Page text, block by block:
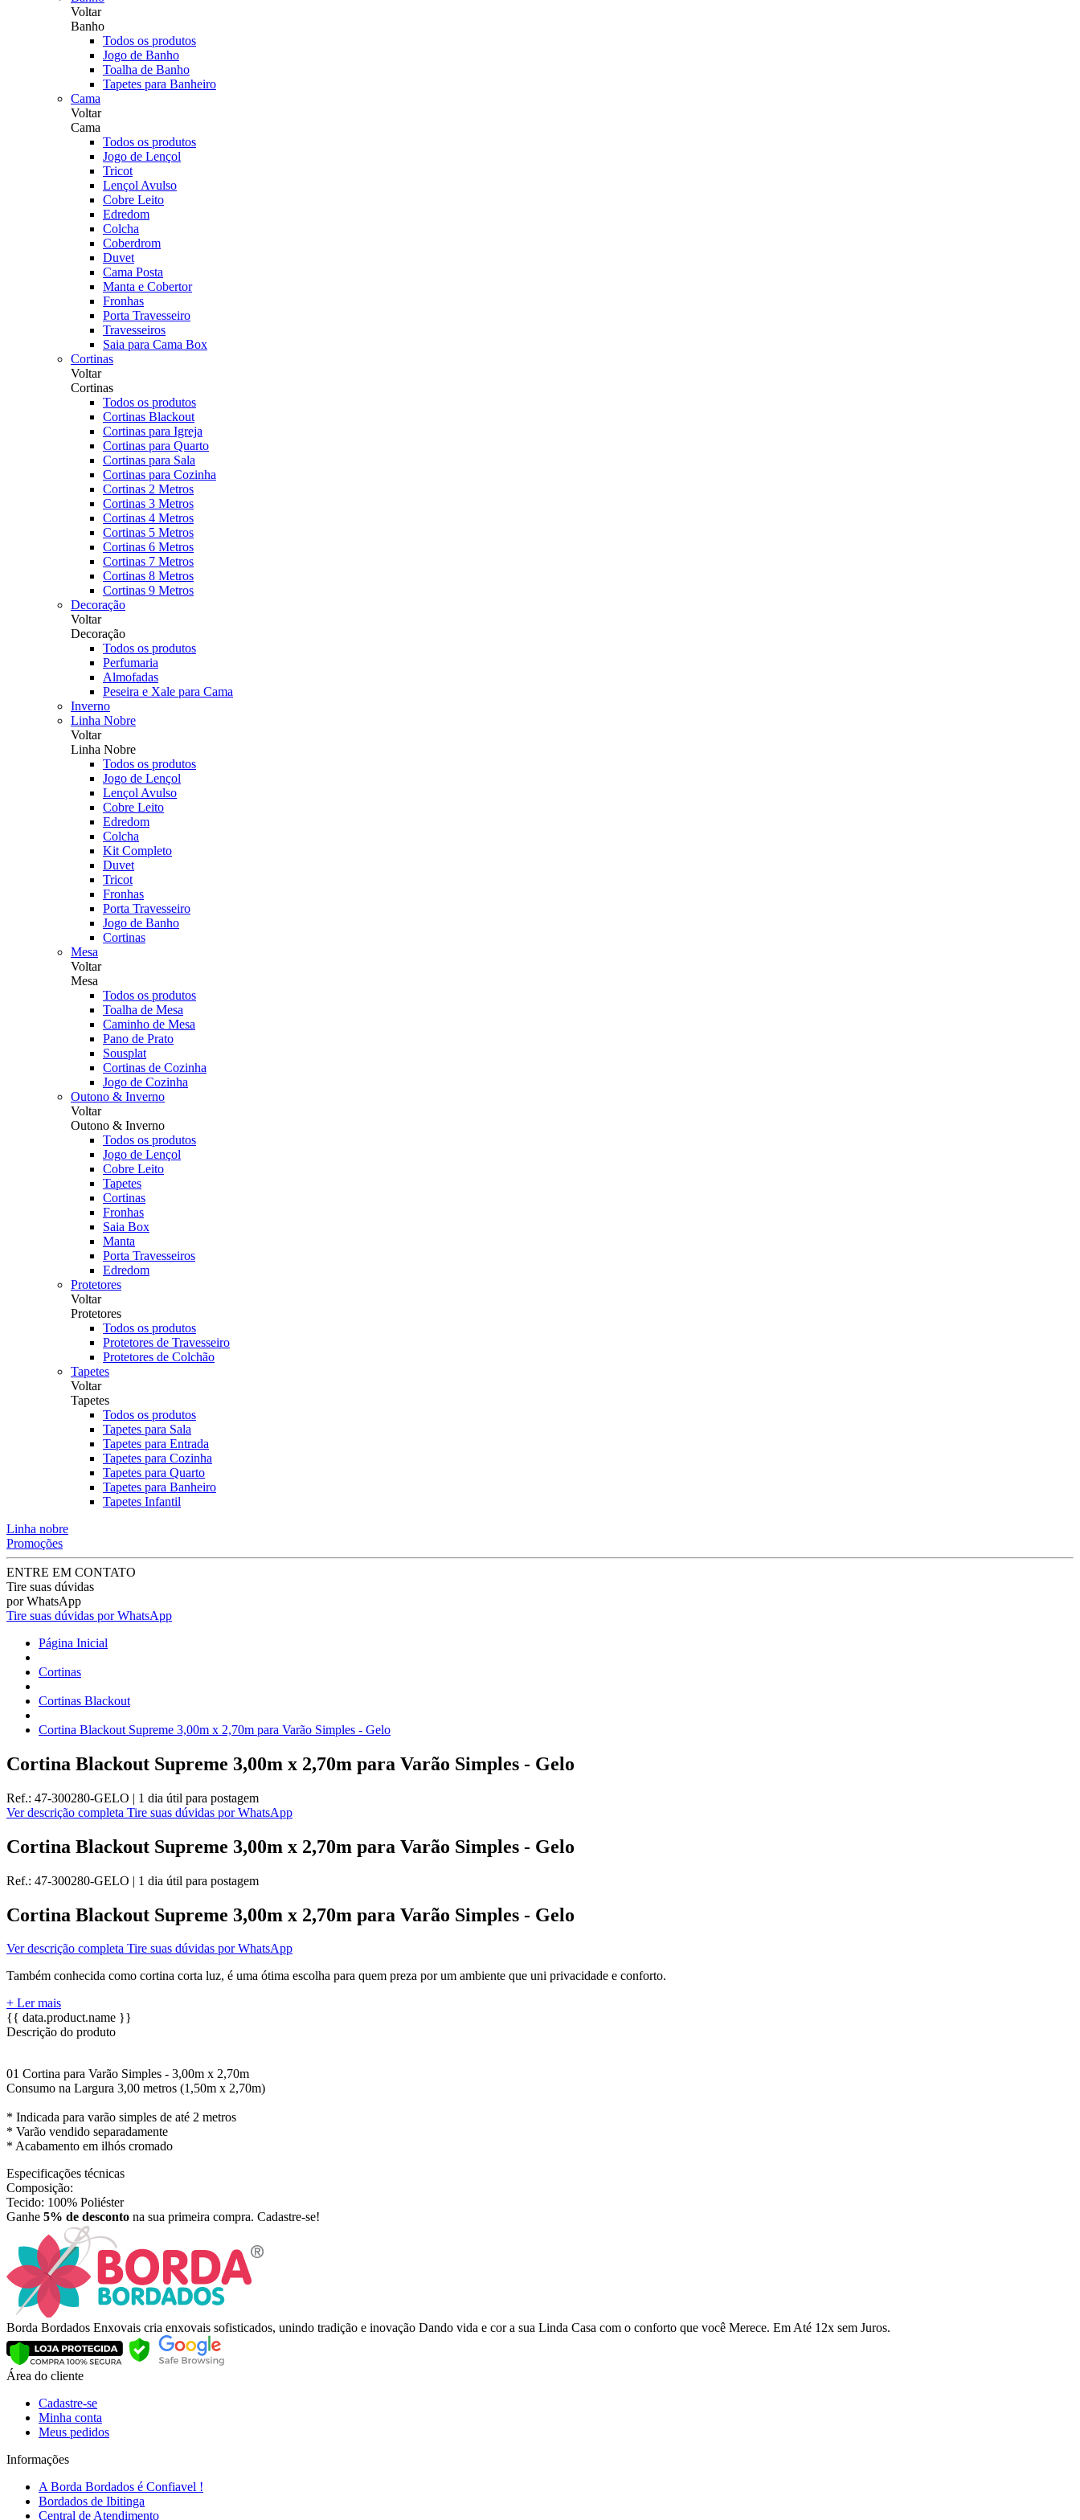
Voltar
Banho
Todos os produtos
Jogo de Banho
Toalha de Banho
Tapetes para Banheiro
Cama
Voltar
Cama
Todos os produtos
Jogo de Lençol
Tricot
Lençol Avulso
Cobre Leito
Edredom
Colcha
Coberdrom
Duvet
Cama Posta
Manta e Cobertor
Fronhas
Porta Travesseiro
Travesseiros
Saia para Cama Box
Cortinas
Voltar
Cortinas
Todos os produtos
Cortinas Blackout
Cortinas para Igreja
Cortinas para Quarto
Cortinas para Sala
Cortinas para Cozinha
Cortinas 2 Metros
Cortinas 3 Metros
Cortinas 4 Metros
Cortinas 5 Metros
Cortinas 6 Metros
Cortinas 7 Metros
Cortinas 8 Metros
Cortinas 9 Metros
Decoração
Voltar
Decoração
Todos os produtos
Perfumaria
Almofadas
Peseira e Xale para Cama
Inverno
Linha Nobre
Voltar
Linha Nobre
Todos os produtos
Jogo de Lençol
Lençol Avulso
Cobre Leito
Edredom
Colcha
Kit Completo
Duvet
Tricot
Fronhas
Porta Travesseiro
Jogo de Banho
Cortinas
Mesa
Voltar
Mesa
Todos os produtos
Toalha de Mesa
Caminho de Mesa
Pano de Prato
Sousplat
Cortinas de Cozinha
Jogo de Cozinha
Outono & Inverno
Voltar
Outono & Inverno
Todos os produtos
Jogo de Lençol
Cobre Leito
Tapetes
Cortinas
Fronhas
Saia Box
Manta
Porta Travesseiros
Edredom
Protetores
Voltar
Protetores
Todos os produtos
Protetores de Travesseiro
Protetores de Colchão
Tapetes
Voltar
Tapetes
Todos os produtos
Tapetes para Sala
Tapetes para Entrada
Tapetes para Cozinha
Tapetes para Quarto
Tapetes para Banheiro
Tapetes Infantil
Linha nobre
Promoções
ENTRE EM CONTATO
Tire suas dúvidas
por WhatsApp
Tire suas dúvidas por WhatsApp
Página Inicial
Cortinas
Cortinas Blackout
Cortina Blackout Supreme 3,00m x 2,70m para Varão Simples - Gelo
Cortina Blackout Supreme 3,00m x 2,70m para Varão Simples - Gelo
Ref.: 47-300280-GELO | 1 dia útil para postagem
Ver descrição completa Tire suas dúvidas por WhatsApp
Cortina Blackout Supreme 3,00m x 2,70m para Varão Simples - Gelo
Ref.: 47-300280-GELO | 1 dia útil para postagem
Cortina Blackout Supreme 3,00m x 2,70m para Varão Simples - Gelo
Ver descrição completa Tire suas dúvidas por WhatsApp
Também conhecida como cortina corta luz, é uma ótima escolha para quem preza por um ambiente que uni privacidade e conforto.
+ Ler mais
{{ data.product.name }}
Descrição do produto
01 Cortina para Varão Simples - 3,00m x 2,70m
Consumo na Largura 3,00 metros (1,50m x 2,70m)
* Indicada para varão simples de até 2 metros
* Varão vendido separadamente
* Acabamento em ilhós cromado
Especificações técnicas
Composição:
Tecido: 100% Poliéster
Ganhe 5% de desconto na sua primeira compra. Cadastre-se!
Borda Bordados Enxovais cria enxovais sofisticados, unindo tradição e inovação Dando vida e cor a sua Linda Casa com o conforto que você Merece. Em Até 12x sem Juros.
Área do cliente
Cadastre-se
Minha conta
Meus pedidos
Informações
A Borda Bordados é Confiavel !
Bordados de Ibitinga
Central de Atendimento